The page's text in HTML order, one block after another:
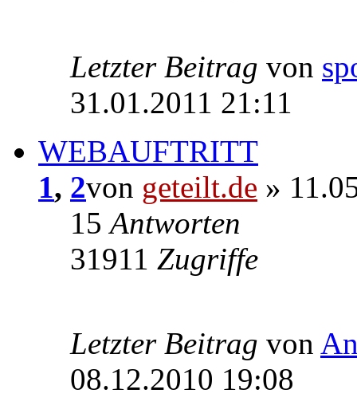
Letzter Beitrag von
31.01.2011 21:11
WEBAUFTRITT
1, 2von geteilt.de »
15Antworten
31911 Zugriffe
Letzter Beitrag von
08.12.2010 19:08